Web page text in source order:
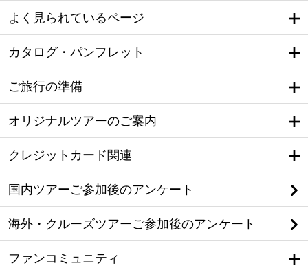
よく見られているページ
カタログ・パンフレット
ご旅行の準備
オリジナルツアーのご案内
クレジットカード関連
国内ツアーご参加後のアンケート
海外・クルーズツアーご参加後のアンケート
ファンコミュニティ